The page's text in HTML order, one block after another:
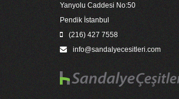
Yanyolu Caddesi No:50
Pendik İstanbul
(216) 427 7558
info@sandalyecesitleri.com